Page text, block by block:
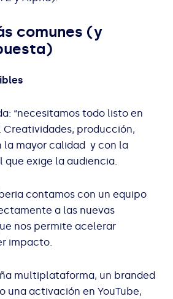
comunes (y
“necesitamos todo listo en
Creatividades, producción,
la mayor calidad y con la
exige la audiencia.
contamos con un equipo
a las nuevas
nos permite acelerar
impacto.
multiplataforma, un branded
una activación en YouTube,